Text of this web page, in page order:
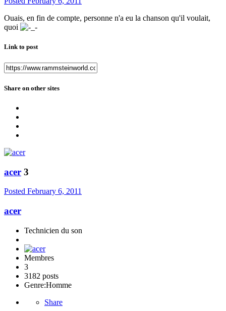
Ouais, en fin de compte, personne n'a eu la chanson qu'il voulait,
quoi
Link to post
Share on other sites
acer 3
Posted February 6, 2011
acer
Technicien du son
Membres
3
3182 posts
Genre:Homme
Share